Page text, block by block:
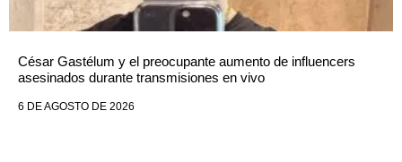
César Gastélum y el preocupante aumento de influencers
asesinados durante transmisiones en vivo
6 DE AGOSTO DE 2026